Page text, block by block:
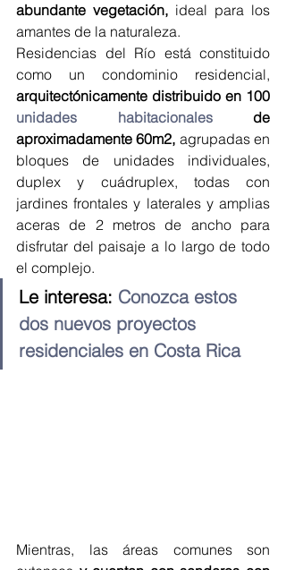
abundante vegetación, ideal para los
amantes de la naturaleza.
Residencias del Río está constituido
unidades habitacionales de
aproximadamente 60m2, agrupadas en
bloques de unidades individuales,
duplex y cuádruplex, todas con
jardines frontales y laterales y amplias
aceras de 2 metros de ancho para
disfrutar del paisaje a lo largo de todo
el complejo.
Le interesa: Conozca estos
dos nuevos proyectos
residenciales en Costa Rica
Mientras, las áreas comunes son